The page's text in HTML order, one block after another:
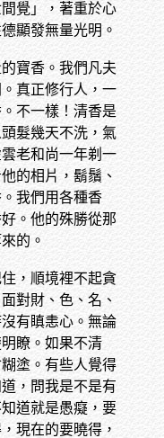
覺」，著重於心
顯發無量光明。
寶香。我們凡夫
真正修行人，一
不一樣！清香是
髮幾天不洗，氣
老和尚一年剃一
的相片，鬍鬚、
我們用各種香
。他的殊勝從那
的。
，順境裡不起貪
對財、色、名、
有瞋恚心。無論
瞭。如果不清
塗。有些人覺得
，問我是不是有
道就是愚癡，要
現在的要曉得，